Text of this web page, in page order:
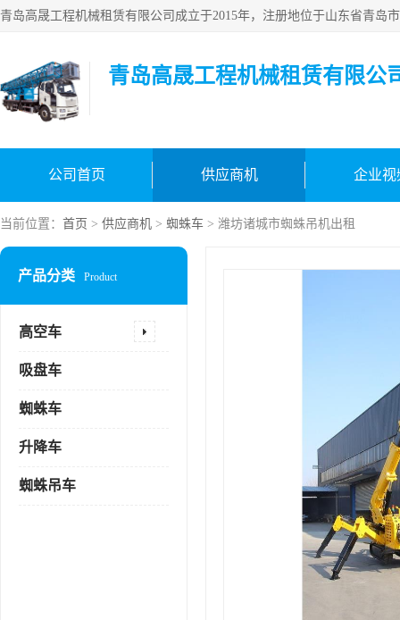
青岛高晟工程机械租赁有限公
公司首页 供应商机 企业视
当前位置： 首页 > 供应商机 > 蜘蛛车 > 潍坊诸城市蜘蛛吊机出租
产品分类 Product
高空车
吸盘车
蜘蛛车
升降车
蜘蛛吊车